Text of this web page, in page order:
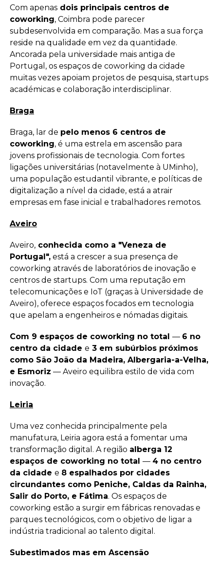
Com apenas dois principais centros de
coworking, Coimbra pode parecer
subdesenvolvida em comparação. Mas a sua força
reside na qualidade em vez da quantidade.
Ancorada pela universidade mais antiga de
Portugal, os espaços de coworking da cidade
muitas vezes apoiam projetos de pesquisa, startups
académicas e colaboração interdisciplinar.
Braga
Braga, lar de pelo menos 6 centros de
coworking, é uma estrela em ascensão para
jovens profissionais de tecnologia. Com fortes
ligações universitárias (notavelmente à UMinho),
uma população estudantil vibrante, e políticas de
digitalização a nível da cidade, está a atrair
empresas em fase inicial e trabalhadores remotos.
Aveiro
Aveiro, conhecida como a "Veneza de
Portugal", está a crescer a sua presença de
coworking através de laboratórios de inovação e
centros de startups. Com uma reputação em
telecomunicações e IoT (graças à Universidade de
Aveiro), oferece espaços focados em tecnologia
que apelam a engenheiros e nómadas digitais.
Com 9 espaços de coworking no total — 6 no
centro da cidade e 3 em subúrbios próximos
como São João da Madeira, Albergaria-a-Velha,
e Esmoriz — Aveiro equilibra estilo de vida com
inovação.
Leiria
Uma vez conhecida principalmente pela
manufatura, Leiria agora está a fomentar uma
transformação digital. A região alberga 12
espaços de coworking no total — 4 no centro
da cidade e 8 espalhados por cidades
circundantes como Peniche, Caldas da Rainha,
Salir do Porto, e Fátima. Os espaços de
coworking estão a surgir em fábricas renovadas e
parques tecnológicos, com o objetivo de ligar a
indústria tradicional ao talento digital.
Subestimados mas em Ascensão